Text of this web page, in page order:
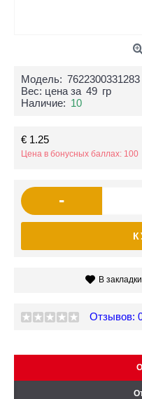
Модель: 7622300331283
Вес: цена за 49 гр
Наличие: 10
€ 1.25
Цена в бонусных баллах: 100
-
В закладки
Отзывов: